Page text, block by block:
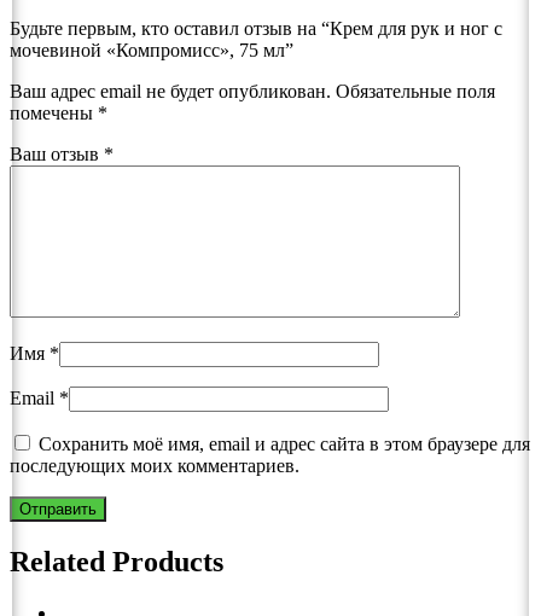
Будьте первым, кто оставил отзыв на “Крем для рук и ног с
мочевиной «Компромисс», 75 мл”
Ваш адрес email не будет опубликован. Обязательные поля
помечены *
Ваш отзыв *
Имя *
Email *
Сохранить моё имя, email и адрес сайта в этом браузере для
последующих моих комментариев.
Related Products